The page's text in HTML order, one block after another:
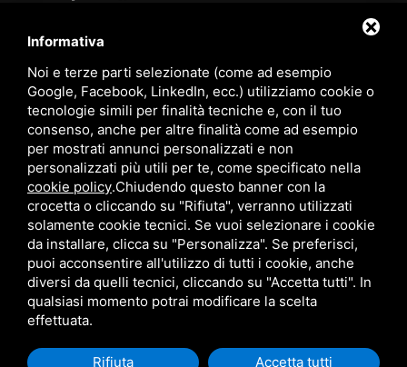
language ITALIANO
download Catalogo Stima
download Politica qualità e sicurezza
Questo sito è protetto da Google reCAPTCHA v3,Privacy Policy
Informativa
Noi e terze parti selezionate (come ad esempio
Google, Facebook, LinkedIn, ecc.) utilizziamo cookie o
tecnologie simili per finalità tecniche e, con il tuo
consenso, anche per altre finalità come ad esempio
per mostrati annunci personalizzati e non
personalizzati più utili per te, come specificato nella
cookie policy.Chiudendo questo banner con la
crocetta o cliccando su "Rifiuta", verranno utilizzati
solamente cookie tecnici. Se vuoi selezionare i cookie
da installare, clicca su "Personalizza". Se preferisci,
puoi acconsentire all'utilizzo di tutti i cookie, anche
diversi da quelli tecnici, cliccando su "Accetta tutti". In
qualsiasi momento potrai modificare la scelta
effettuata.
Rifiuta Accetta tutti